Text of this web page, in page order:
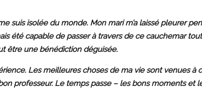
suis isolée du monde. Mon mari m’a laissé pleurer
été capable de passer à travers de ce cauchemar
être une bénédiction déguisée.
Les meilleures choses de ma vie sont venues à
professeur. Le temps passe – les bons moments et